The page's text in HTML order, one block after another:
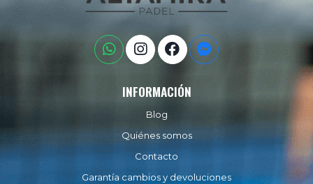
INFORMACIÓN
Blog
Quiénes somos
Contacto
Garantía cambios y devoluciones